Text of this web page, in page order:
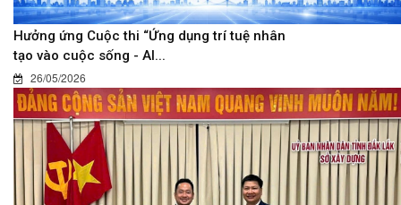
Hưởng ứng Cuộc thi “Ứng dụng trí tuệ nhân
tạo vào cuộc sống - AI...
26/05/2026